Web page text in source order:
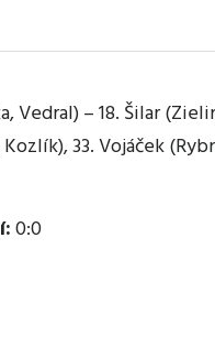
Vedral) – 18. Šilar
33. Vojáček
0:0